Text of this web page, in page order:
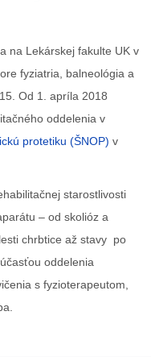
na Lekárskej fakulte UK v
fyziatria, balneológia a
Od 1. apríla 2018
oddelenia v
protetiku (ŠNOP) v
starostlivosti
– od skolióz a
chrbtice až stavy po
oddelenia
s fyzioterapeutom,